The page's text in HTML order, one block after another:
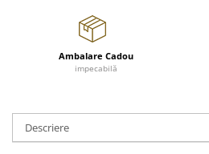
CELESTIAL PLATINUM
CORNUCOPIA
RENAISSANCE GOLD
ANTHEMION BLUE
Ambalare Cadou
impecabilă
Descriere